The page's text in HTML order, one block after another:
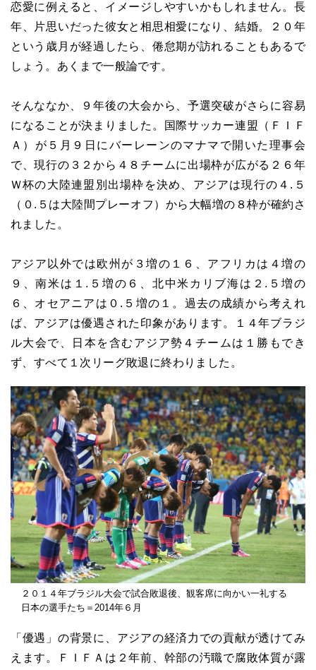
恋愛に例えると、イメージしやすいかもしれません。長
年、片思いだった彼女と相思相愛になり、結婚。２０年
という歳月が経過したら、倦怠期が訪れることもあるで
しょう。あくまで一般論です。
そんななか、９年後の大会から、予選突破がさらに容易
になることが決まりました。国際サッカー連盟（ＦＩＦ
Ａ）が５月９日にバーレーンのマナマで開いた理事会
で、現行の３２から４８チームに出場枠が広がる２６年
Ｗ杯の大陸連盟別出場枠を決め、アジアは現行の４.５
（０.５は大陸間プレーオフ）から大幅増の８枠が確約さ
れました。
アジア以外では欧州が３増の１６、アフリカは４増の
９、南米は１.５増の６、北中米カリブ海は２.５増の
６、オセアニアは０.５増の１。過去の成績から考えれ
ば、アジアは優遇された印象があります。１４年ブラジ
ル大会で、日本を含むアジア勢４チームは１勝もでき
ず、すべて１次リーグ敗退に終わりました。
２０１４年ブラジル大会で試合敗退後、観客席に向かい一礼する
日本の選手たち＝2014年６月
「優遇」の背景に、アジアの経済力での貢献が透けてみ
えます。ＦＩＦＡは２年前、幹部の汚職で腐敗体質が露